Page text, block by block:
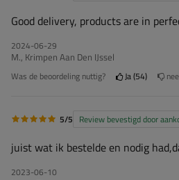
Good delivery, products are in
2024-06-29
M., Krimpen Aan Den IJssel
Was de beoordeling nuttig? Ja 54
5/5 Review bevestigd door
juist wat ik bestelde en nodig
2023-06-10